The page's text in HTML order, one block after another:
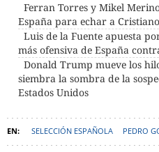
Ferran Torres y Mikel
España para echar a
Luis de la Fuente apuesta
más ofensiva de España
Donald Trump mueve los
siembra la sombra de la
Estados Unidos
SELECCIÓN ESPAÑOLA PEDRO